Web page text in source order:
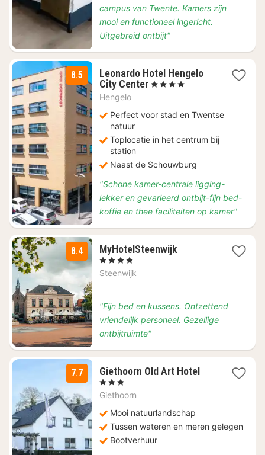
campus van Twente. Kamers zijn
mooi en functioneel ingericht.
Uitgebreid ontbijt"
8.5
Leonardo Hotel Hengelo
City Center1
€
, 4 Sterren
Hengelo
Perfect voor stad en Twentse
natuur
Toplocatie in het centrum bij
station
Naast de Schouwburg
"Schone kamer-centrale ligging-
lekker en gevarieerd ontbijt-fijn bed-
koffie en thee faciliteiten op kamer"
8.4 MyHotelSteenwijk1
, 4 Sterren
Steenwijk
"Fijn bed en kussens. Ontzettend
vriendelijk personeel. Gezellige
ontbijtruimte"
7.7 Giethoorn Old Art Hotel1
, 3 Sterren
Giethoorn
Mooi natuurlandschap
Tussen wateren en meren gelegen
Bootverhuur